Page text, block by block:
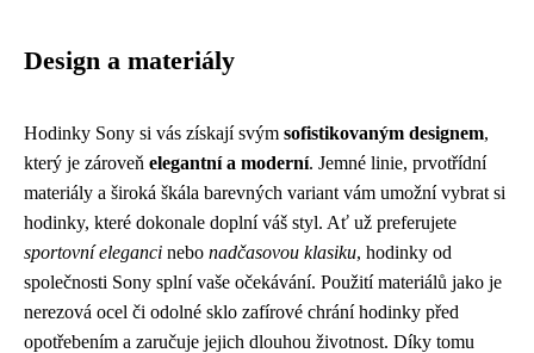
Design a materiály
Hodinky Sony si vás získají svým sofistikovaným designem,
který je zároveň elegantní a moderní. Jemné linie, prvotřídní
materiály a široká škála barevných variant vám umožní vybrat si
hodinky, které dokonale doplní váš styl. Ať už preferujete
sportovní eleganci nebo nadčasovou klasiku, hodinky od
společnosti Sony splní vaše očekávání. Použití materiálů jako je
nerezová ocel či odolné sklo zafírové chrání hodinky před
opotřebením a zaručuje jejich dlouhou životnost. Díky tomu